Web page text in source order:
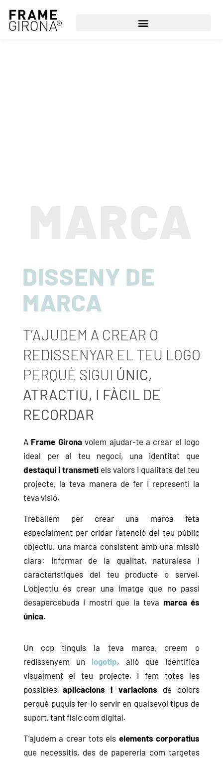
DISSENY DE
MARCA
T’AJUDEM A CREAR O
REDISSENYAR EL TEU LOGO
PERQUÈ SIGUI ÚNIC,
ATRACTIU, I FÀCIL DE
RECORDAR
A Frame Gironavolem ajudar-te a crear el logo
ideal per al teu negoci, una identitat que
destaqui i transmetiels valors i qualitats del teu
projecte, la teva manera de fer i representi la
teva visió.
Treballem per crear una marca feta
especialment per cridar l’atenció del teu públic
objectiu, una marca consistent amb una missió
clara: informar de la qualitat, naturalesa i
característiques del teu producte o servei.
L’objectiu és crear una imatge que no passi
desapercebuda i mostri que la teva marca és
única.
Un cop tinguis la teva marca, creem o
redissenyem un logotip, allò que identifica
visualment el teu projecte, i fem totes les
possiblesaplicacions i variacions de colors
perquè puguis fer-lo servir en qualsevol tipus de
suport, tant físic com digital.
T’ajudem a crear tots els elements corporatius
que necessitis, des de papereria com targetes